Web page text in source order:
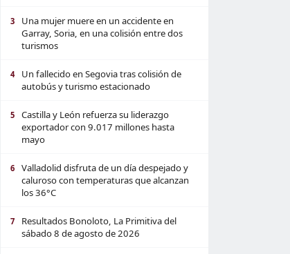
3
Una mujer muere en un accidente en
Garray, Soria, en una colisión entre dos
turismos
4
Un fallecido en Segovia tras colisión de
autobús y turismo estacionado
5
Castilla y León refuerza su liderazgo
exportador con 9.017 millones hasta
mayo
6
Valladolid disfruta de un día despejado y
caluroso con temperaturas que alcanzan
los 36°C
7
Resultados Bonoloto, La Primitiva del
sábado 8 de agosto de 2026